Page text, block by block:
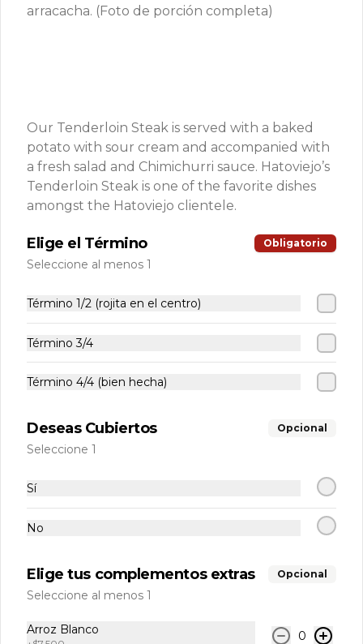
plancha, trocitos de carne de cerdo a la
plancha, papitas criollas, palitos de
yuca, arepitas de maíz, chimichurri,
$146.900
Picada Paisa (Para 2
personas)
delicias Antioqueñas: Chicharrón,
tomate, con guacamole, ají pique y
hogao.
Papialpa (para compartir)
Con tomates a la plancha y aderezo de
agrás.
Platos Fuertes - Menú Infantil
ensalada. *Carita de papa según
disponibilidad.
arracacha. (Foto de porción completa)
Our Tenderloin Steak is served with a baked
potato with sour cream and accompanied with
a fresh salad and Chimichurri sauce. Hatoviejo’s
Tenderloin Steak is one of the favorite dishes
amongst the Hatoviejo clientele.
Elige el Término Obligatorio
Seleccione al menos 1
Término 1/2 (rojita en el centro)
Término 3/4
Término 4/4 (bien hecha)
Deseas Cubiertos Opcional
Seleccione 1
Sí
No
Elige tus complementos extras Opcional
Seleccione al menos 1
Arroz Blanco 0